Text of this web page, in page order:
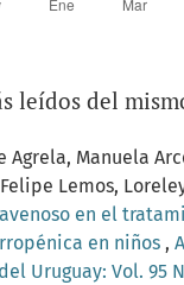
leídos del
Agrela, Manuela
Lemos,
en el
en niños ,
Uruguay: Vol. 95